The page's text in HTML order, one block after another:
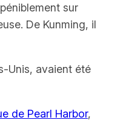
sur
De Kunming, il
Unis, avaient été
de Pearl Harbor,